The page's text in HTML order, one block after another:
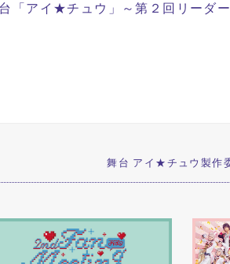
台「アイ★チュウ」～第２回リーダ
舞台 アイ★チュウ製作